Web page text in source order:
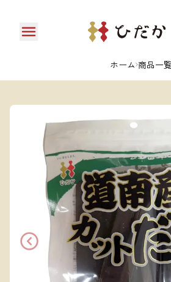
ホーム 商品一